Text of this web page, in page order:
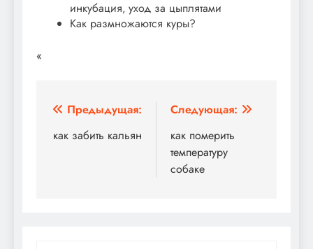
инкубация‚ уход за цыплятами
Как размножаются куры?
«
Навигация
по
Предыдущая:
как забить кальян
Следующая:
как померить
температуру
собаке